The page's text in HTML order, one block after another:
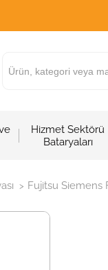
Hizmet Sektörü
Bataryaları
> Fujitsu Siemens